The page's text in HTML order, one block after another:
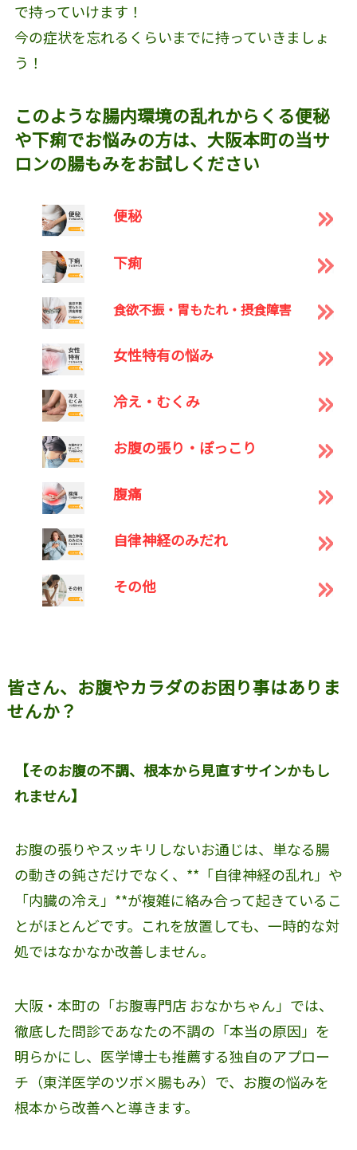
で持っていけます！
今の症状を忘れるくらいまでに持っていきましょ
う！
このような腸内環境の乱れからくる便秘
や下痢でお悩みの方は、大阪本町の当サ
ロンの腸もみをお試しください
便秘
下痢
食欲不振・胃もたれ・摂食障害
女性特有の悩み
冷え・むくみ
お腹の張り・ぽっこり
腹痛
自律神経のみだれ
その他
皆さん、お腹やカラダのお困り事はありま
せんか？
【そのお腹の不調、根本から見直すサインかもし
れません】
お腹の張りやスッキリしないお通じは、単なる腸
の動きの鈍さだけでなく、**「自律神経の乱れ」や
「内臓の冷え」**が複雑に絡み合って起きているこ
とがほとんどです。これを放置しても、一時的な対
処ではなかなか改善しません。
大阪・本町の「お腹専門店 おなかちゃん」では、
徹底した問診であなたの不調の「本当の原因」を
明らかにし、医学博士も推薦する独自のアプロー
チ（東洋医学のツボ×腸もみ）で、お腹の悩みを
根本から改善へと導きます。